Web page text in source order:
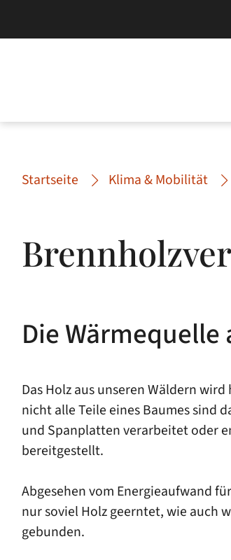
Startseite Klima & Mobilität
Die Wärmequelle
Das Holz aus unseren Wäldern
nicht alle Teile eines Baumes sind
und Spanplatten verarbeitet oder
bereitgestellt.
Abgesehen vom Energieaufwand
nur soviel Holz geerntet, wie auch
gebunden.